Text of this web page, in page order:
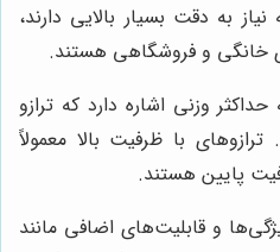
به دقت بسیار بالایی دارند،
خانگی و فروشگاهی هستند.
وزنی اشاره دارد که ترازو
ترازوهای با ظرفیت بالا معمولاً
پایین هستند.
و قابلیت‌های اضافی مانند